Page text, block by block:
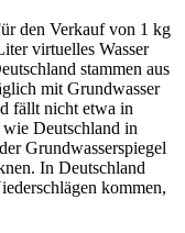
den Verkauf von 1 kg
virtuelles Wasser
stammen aus
mit Grundwasser
fällt nicht etwa in
wie Deutschland in
Grundwasserspiegel
In Deutschland
kommen,